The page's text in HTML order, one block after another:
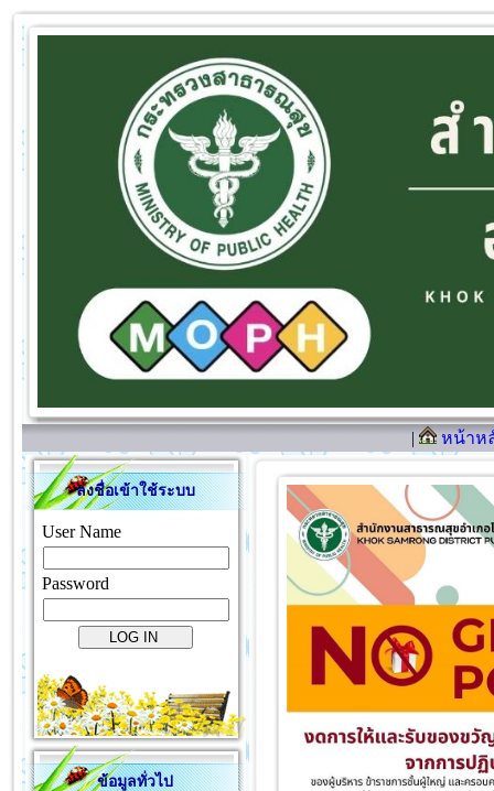
| หน้าห
ลงชื่อเข้าใช้ระบบ
User Name
Password
ข้อมูลทั่วไป